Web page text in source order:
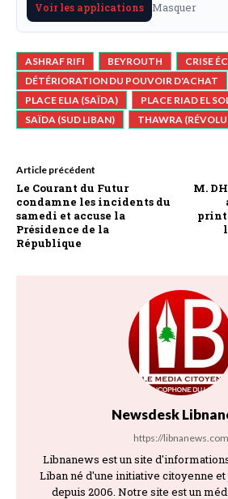
Voir les applications Masquer
ASHRAF RIFI BEYROUTH
CRISE
DÉTÉRIORATION DU POUVOIR D'ACHAT
PLACE ELIA (SAÏDA)
PLACE RIAD EL
SAÏDA (SUD LIBAN)
THAWRA
Article précédent
Le Courant du Futur
condamne les incidents du
samedi et accuse la
Présidence de la
République
M.
Newsdesk
https://libnanews.com
Libnanews est un site
Liban né d'une initiative citoyenne
depuis 2006. Notre site est un